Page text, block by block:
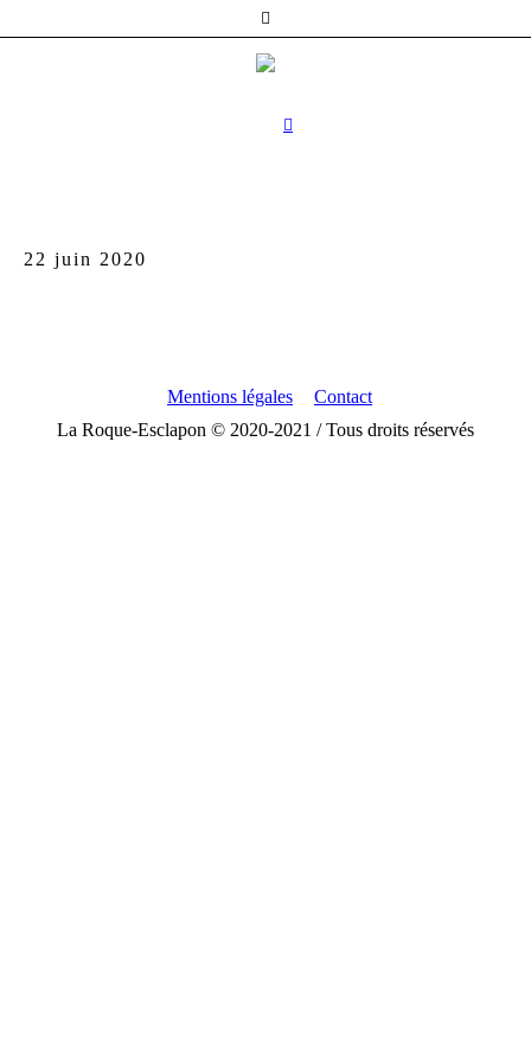
22 juin 2020
Mentions légales
Contact
La Roque-Esclapon © 2020-2021 / Tous droits réservés